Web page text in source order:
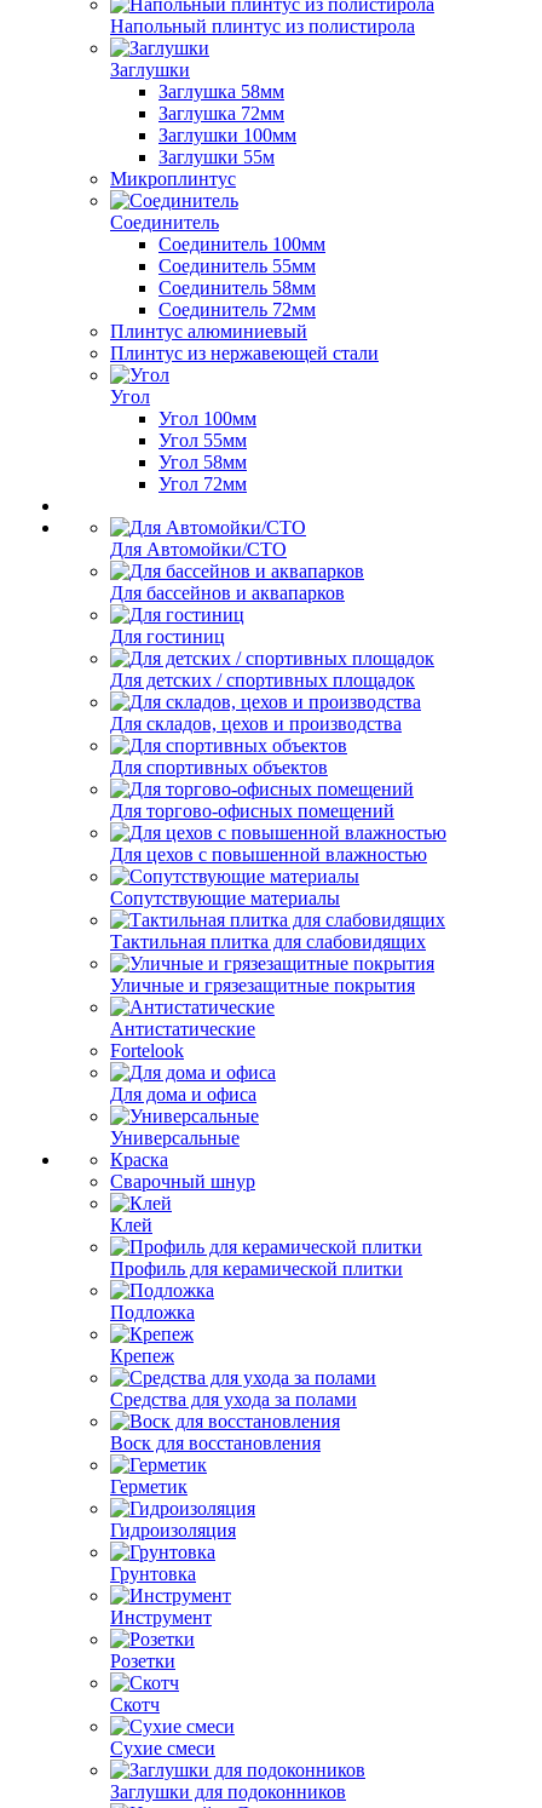
Напольный плинтус из полистирола
Заглушки
Заглушка 58мм
Заглушка 72мм
Заглушки 100мм
Заглушки 55м
Микроплинтус
Соединитель
Соединитель 100мм
Соединитель 55мм
Соединитель 58мм
Соединитель 72мм
Плинтус алюминиевый
Плинтус из нержавеющей стали
Угол
Угол 100мм
Угол 55мм
Угол 58мм
Угол 72мм
Для Автомойки/СТО
Для бассейнов и аквапарков
Для гостиниц
Для детских / спортивных площадок
Для складов, цехов и производства
Для спортивных объектов
Для торгово-офисных помещений
Для цехов с повышенной влажностью
Сопутствующие материалы
Тактильная плитка для слабовидящих
Уличные и грязезащитные покрытия
Антистатические
Fortelook
Для дома и офиса
Универсальные
Краска
Сварочный шнур
Клей
Профиль для керамической плитки
Подложка
Крепеж
Средства для ухода за полами
Воск для восстановления
Герметик
Гидроизоляция
Грунтовка
Инструмент
Розетки
Скотч
Сухие смеси
Заглушки для подоконников